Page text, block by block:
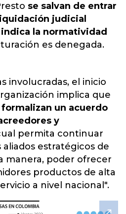
se salvan de entrar
judicial
la normatividad
es denegada.
involucradas, el inicio
implica que
formalizan un acuerdo
y
permita continuar
estratégicos de
manera, poder ofrecer
productos de alta
a nivel nacional".